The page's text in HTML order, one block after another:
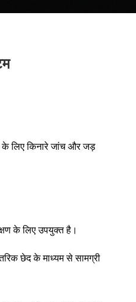
के लिए किनारे जांच और जड़
के लिए उपयुक्त है।
छेद के माध्यम से सामग्री